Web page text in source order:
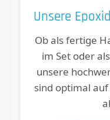
Unsere
Ob als fertige
im Set oder
unsere
sind optimal